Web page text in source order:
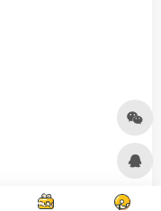
Designed by 设计资源